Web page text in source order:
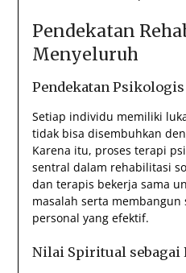
Pendekatan
Menyeluruh
Pendekatan
Setiap individu memiliki
tidak bisa disembuhkan
Karena itu, proses terapi
sentral dalam rehabilitasi
dan terapis bekerja sama
masalah serta
personal yang efektif.
Nilai Spiritual sebagai